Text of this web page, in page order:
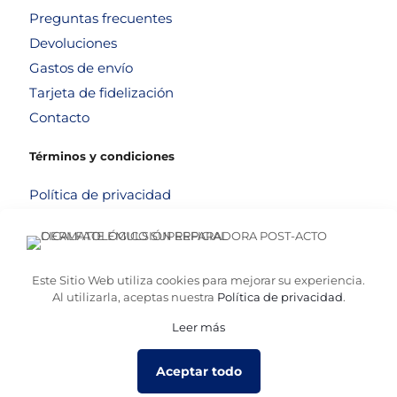
Preguntas frecuentes
Devoluciones
Gastos de envío
Tarjeta de fidelización
Contacto
Términos y condiciones
Política de privacidad
Aviso legal
Este Sitio Web utiliza cookies para mejorar su experiencia.
Al utilizarla, aceptas nuestra Política de privacidad.
Leer más
Aceptar todo